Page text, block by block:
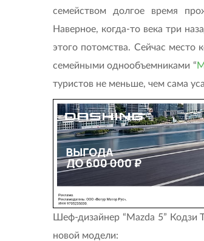
семейством долгое время
Наверное, когда-то века три
этого потомства. Сейчас
семейными однообъемниками “
туристов не меньше, чем сама
Шеф-дизайнер “Mazda 5” Кодзи
новой модели: